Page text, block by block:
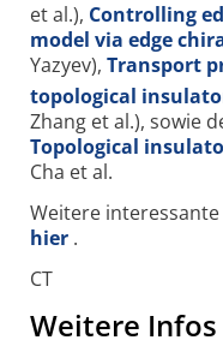
et al.), Controlling
model via edge
Yazyev), Transport
topological
Zhang et al.), sowie
Topological
Cha et al.
Weitere
hier .
CT
Weitere Infos